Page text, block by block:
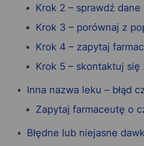
Krok 2 – sprawdź dane
Krok 3 – porównaj z
Krok 4 – zapytaj
Krok 5 – skontaktuj
Inna nazwa leku – błąd
Zapytaj farmaceutę o
Błędne lub niejasne